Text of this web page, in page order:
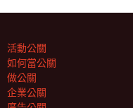
活動公關
如何當公關
做公關
企業公關